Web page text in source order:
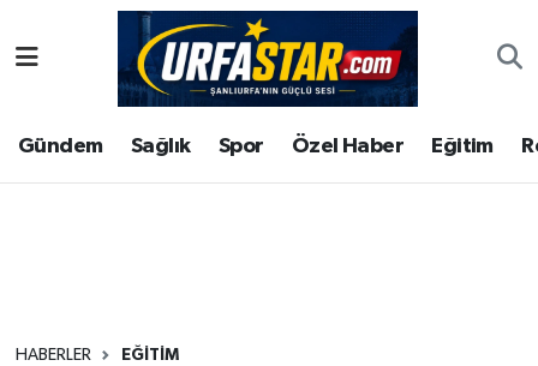
Gündem Sağlık Spor Özel Haber Eğitim
HABERLER EĞITIM
ASAYİS
ÇEVRE
Şanlıurfa Nöbetçi Eczaneler
Şanlıurfa Hava Durumu